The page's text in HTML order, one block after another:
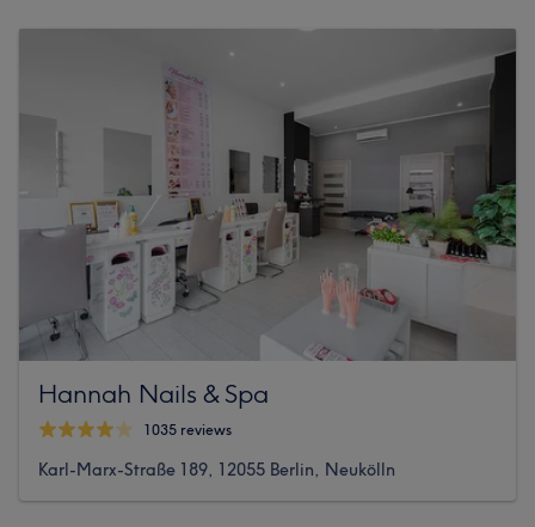
Hannah Nails & Spa
1035 reviews
Karl-Marx-Straße 189, 12055 Berlin, Neukölln